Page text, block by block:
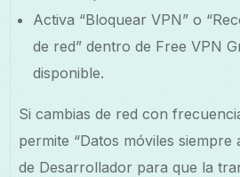
Activa “Bloquear VPN” o
de red” dentro de Free VPN
disponible.
Si cambias de red con
permite “Datos móviles siempre
de Desarrollador para que la